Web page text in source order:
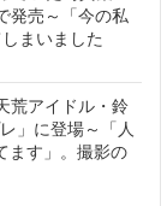
発売～「今の私
まいました
荒アイドル・鈴
」に登場～「人
ます」。撮影の